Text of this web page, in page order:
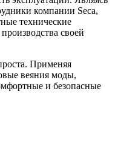
компании Seca,
технические
своей
Применяя
веяния моды,
и безопасные